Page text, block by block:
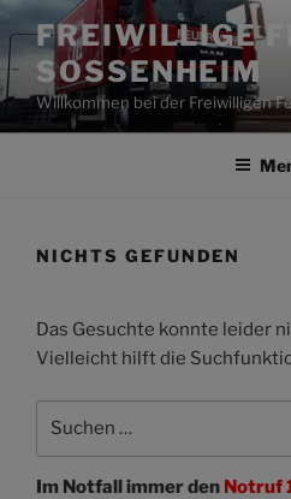
Zum
Inhalt
springen
FREIWILLIGE
SOSSENHEIM
Willkommen bei der Freiwilligen
NICHTS GEFUNDEN
Das Gesuchte konnte leider
Vielleicht hilft die
Im Notfall immer den Notruf